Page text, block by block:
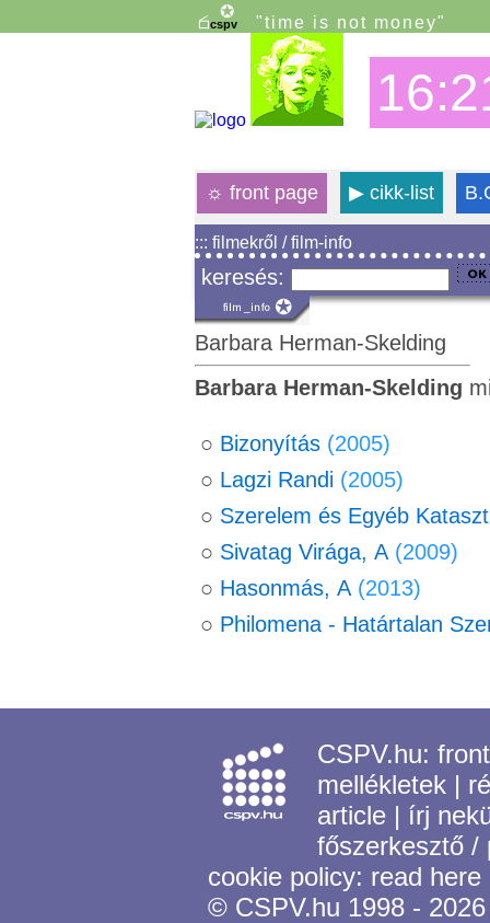
"time is not money"
☼ front page ▶cikk-list
::: filmekről / film-info
keresés:
Barbara Herman-Skelding
Barbara Herman-Skelding
○ Bizonyítás (2005)
○ Lagzi Randi (2005)
○ Szerelem és Egyéb
○ Sivatag Virága, A (2009)
○ Hasonmás, A (2013)
○ Philomena ‑ Határtalan
CSPV.hu:
mellékletek |
article | írj
főszerkesztő
cookie policy: read here
© CSPV.hu 1998 - 2026